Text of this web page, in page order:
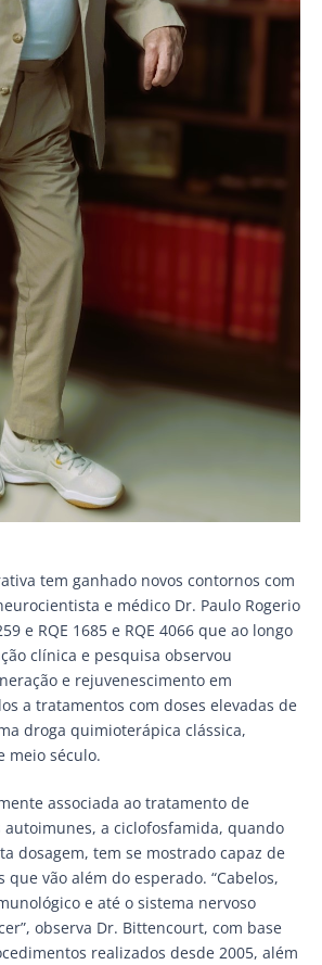
tem ganhado novos contornos com
e médico Dr. Paulo Rogerio
e RQE 1685 e RQE 4066 que ao longo
clínica e pesquisa observou
e rejuvenescimento em
a tratamentos com doses elevadas de
droga quimioterápica clássica,
meio século.
associada ao tratamento de
autoimunes, a ciclofosfamida, quando
dosagem, tem se mostrado capaz de
vão além do esperado. “Cabelos,
e até o sistema nervoso
observa Dr. Bittencourt, com base
realizados desde 2005, além